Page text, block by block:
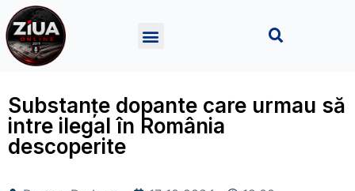
Substanțe dopante care urmau să
intre ilegal în România
descoperite